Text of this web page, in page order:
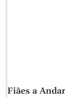
Fiães a